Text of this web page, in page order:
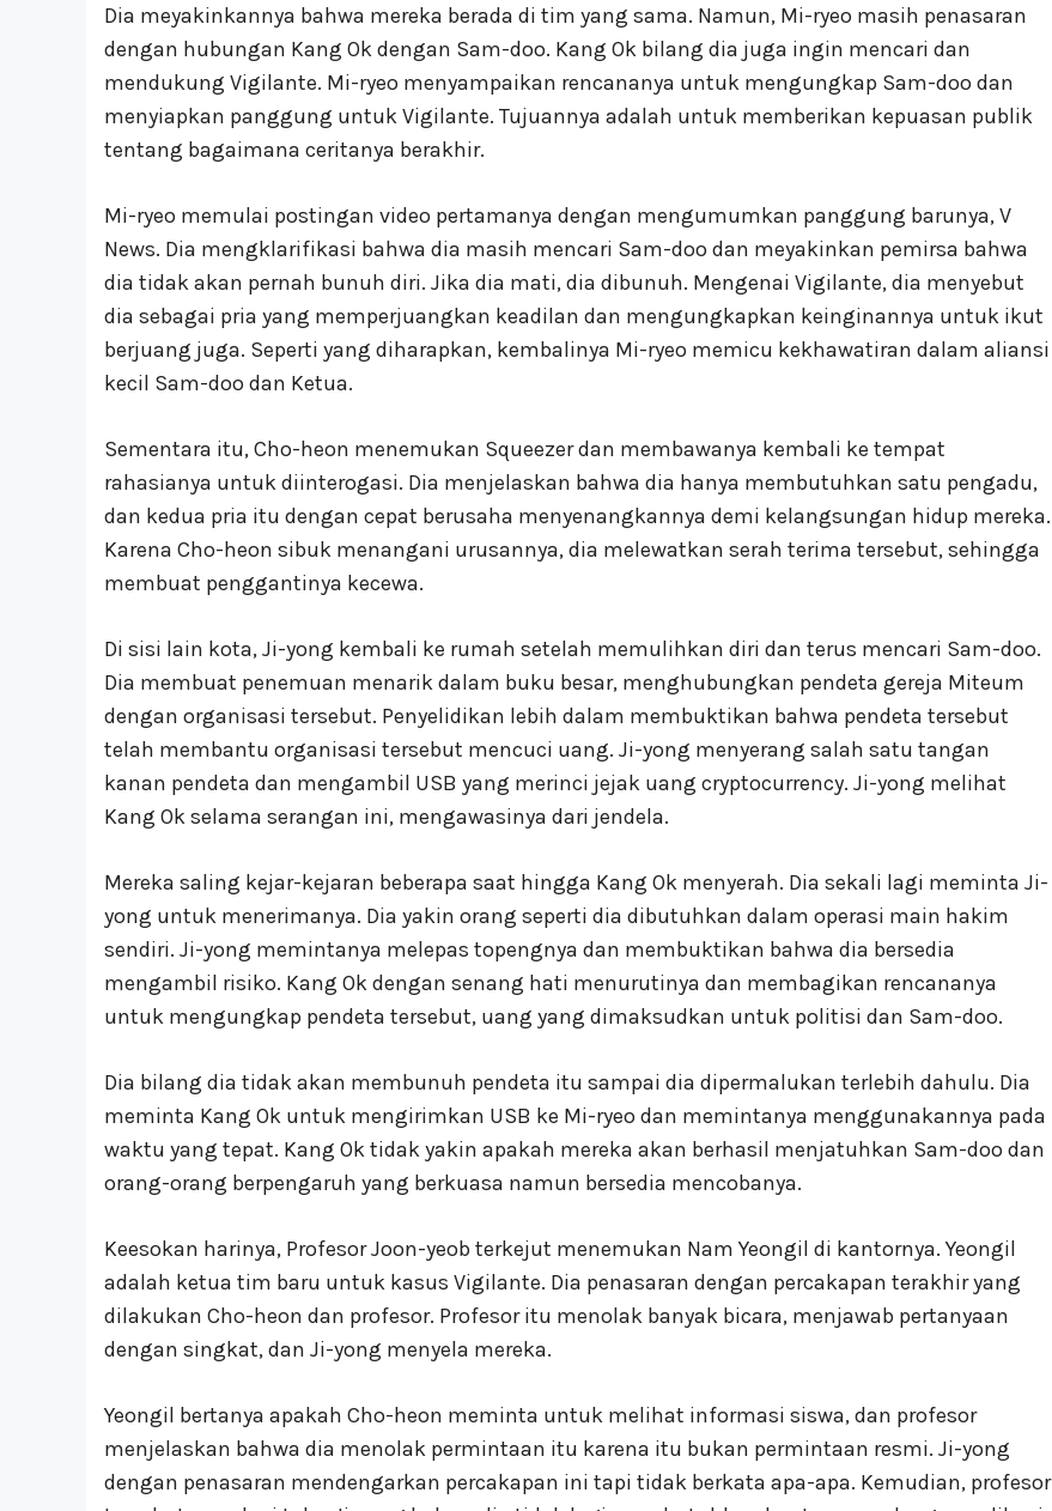
Dia meyakinkannya bahwa mereka berada di tim yang sama. Namun, Mi-ryeo masih penasaran
dengan hubungan Kang Ok dengan Sam-doo. Kang Ok bilang dia juga ingin mencari dan
mendukung Vigilante. Mi-ryeo menyampaikan rencananya untuk mengungkap Sam-doo dan
menyiapkan panggung untuk Vigilante. Tujuannya adalah untuk memberikan kepuasan publik
tentang bagaimana ceritanya berakhir.
Mi-ryeo memulai postingan video pertamanya dengan mengumumkan panggung barunya, V
News. Dia mengklarifikasi bahwa dia masih mencari Sam-doo dan meyakinkan pemirsa bahwa
dia tidak akan pernah bunuh diri. Jika dia mati, dia dibunuh. Mengenai Vigilante, dia menyebut
dia sebagai pria yang memperjuangkan keadilan dan mengungkapkan keinginannya untuk ikut
berjuang juga. Seperti yang diharapkan, kembalinya Mi-ryeo memicu kekhawatiran dalam aliansi
kecil Sam-doo dan Ketua.
Sementara itu, Cho-heon menemukan Squeezer dan membawanya kembali ke tempat
rahasianya untuk diinterogasi. Dia menjelaskan bahwa dia hanya membutuhkan satu pengadu,
dan kedua pria itu dengan cepat berusaha menyenangkannya demi kelangsungan hidup mereka.
Karena Cho-heon sibuk menangani urusannya, dia melewatkan serah terima tersebut, sehingga
membuat penggantinya kecewa.
Di sisi lain kota, Ji-yong kembali ke rumah setelah memulihkan diri dan terus mencari Sam-doo.
Dia membuat penemuan menarik dalam buku besar, menghubungkan pendeta gereja Miteum
dengan organisasi tersebut. Penyelidikan lebih dalam membuktikan bahwa pendeta tersebut
telah membantu organisasi tersebut mencuci uang. Ji-yong menyerang salah satu tangan
kanan pendeta dan mengambil USB yang merinci jejak uang cryptocurrency. Ji-yong melihat
Kang Ok selama serangan ini, mengawasinya dari jendela.
Mereka saling kejar-kejaran beberapa saat hingga Kang Ok menyerah. Dia sekali lagi meminta Ji-
yong untuk menerimanya. Dia yakin orang seperti dia dibutuhkan dalam operasi main hakim
sendiri. Ji-yong memintanya melepas topengnya dan membuktikan bahwa dia bersedia
mengambil risiko. Kang Ok dengan senang hati menurutinya dan membagikan rencananya
untuk mengungkap pendeta tersebut, uang yang dimaksudkan untuk politisi dan Sam-doo.
Dia bilang dia tidak akan membunuh pendeta itu sampai dia dipermalukan terlebih dahulu. Dia
meminta Kang Ok untuk mengirimkan USB ke Mi-ryeo dan memintanya menggunakannya pada
waktu yang tepat. Kang Ok tidak yakin apakah mereka akan berhasil menjatuhkan Sam-doo dan
orang-orang berpengaruh yang berkuasa namun bersedia mencobanya.
Keesokan harinya, Profesor Joon-yeob terkejut menemukan Nam Yeongil di kantornya. Yeongil
adalah ketua tim baru untuk kasus Vigilante. Dia penasaran dengan percakapan terakhir yang
dilakukan Cho-heon dan profesor. Profesor itu menolak banyak bicara, menjawab pertanyaan
dengan singkat, dan Ji-yong menyela mereka.
Yeongil bertanya apakah Cho-heon meminta untuk melihat informasi siswa, dan profesor
menjelaskan bahwa dia menolak permintaan itu karena itu bukan permintaan resmi. Ji-yong
dengan penasaran mendengarkan percakapan ini tapi tidak berkata apa-apa. Kemudian, profesor